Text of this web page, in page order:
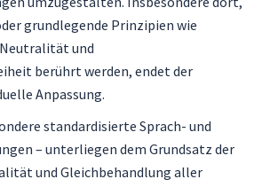
grundlegende Prinzipien wie
und
berührt werden, endet der
Anpassung.
standardisierte Sprach- und
– unterliegen dem Grundsatz der
und Gleichbehandlung aller